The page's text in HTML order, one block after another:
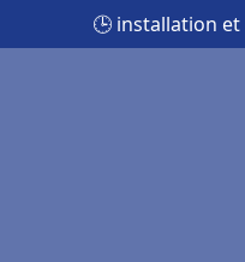
🕒 installation et